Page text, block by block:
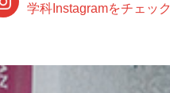
学科Instagramをチェック